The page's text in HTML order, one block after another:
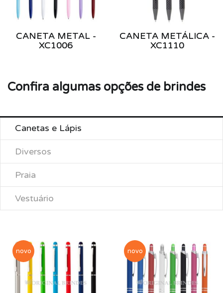
CANETA METAL -
XC1006
CANETA METÁLICA -
XC1110
Confira algumas opções de brindes
Canetas e Lápis
Diversos
Praia
Vestuário
novo novo